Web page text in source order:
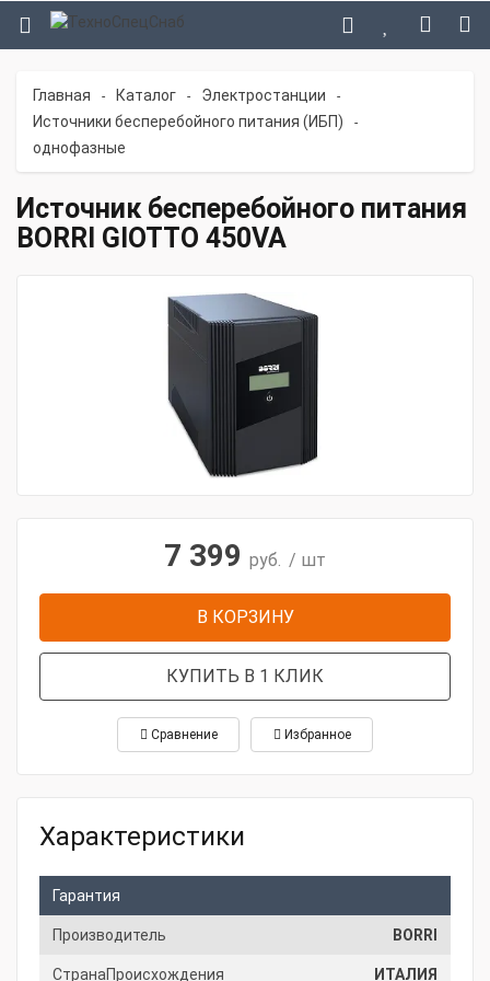
Главная - Каталог - Электростанции -
Источники бесперебойного питания (ИБП) -
однофазные
Источник бесперебойного питания
BORRI GIOTTO 450VA
7 399 руб. / шт
В КОРЗИНУ
КУПИТЬ В 1 КЛИК
Сравнение Избранное
Характеристики
Гарантия
Производитель BORRI
СтранаПроисхождения ИТАЛИЯ